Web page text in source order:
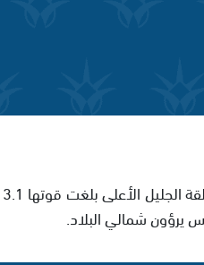
يرؤون شمالي البلاد.